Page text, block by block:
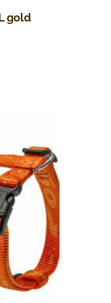
gold